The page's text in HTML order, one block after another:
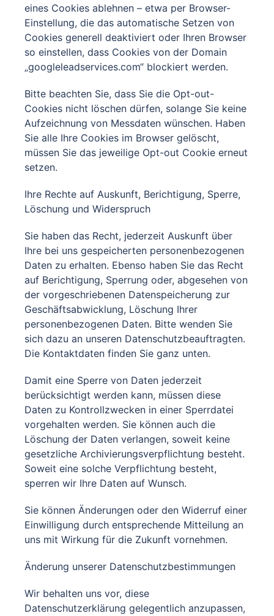
eines Cookies ablehnen – etwa per Browser-
Einstellung, die das automatische Setzen von
Cookies generell deaktiviert oder Ihren Browser
so einstellen, dass Cookies von der Domain
„googleleadservices.com“ blockiert werden.
Bitte beachten Sie, dass Sie die Opt-out-
Cookies nicht löschen dürfen, solange Sie keine
Aufzeichnung von Messdaten wünschen. Haben
Sie alle Ihre Cookies im Browser gelöscht,
müssen Sie das jeweilige Opt-out Cookie erneut
setzen.
Ihre Rechte auf Auskunft, Berichtigung, Sperre,
Löschung und Widerspruch
Sie haben das Recht, jederzeit Auskunft über
Ihre bei uns gespeicherten personenbezogenen
Daten zu erhalten. Ebenso haben Sie das Recht
auf Berichtigung, Sperrung oder, abgesehen von
der vorgeschriebenen Datenspeicherung zur
Geschäftsabwicklung, Löschung Ihrer
personenbezogenen Daten. Bitte wenden Sie
sich dazu an unseren Datenschutzbeauftragten.
Die Kontaktdaten finden Sie ganz unten.
Damit eine Sperre von Daten jederzeit
berücksichtigt werden kann, müssen diese
Daten zu Kontrollzwecken in einer Sperrdatei
vorgehalten werden. Sie können auch die
Löschung der Daten verlangen, soweit keine
gesetzliche Archivierungsverpflichtung besteht.
Soweit eine solche Verpflichtung besteht,
sperren wir Ihre Daten auf Wunsch.
Sie können Änderungen oder den Widerruf einer
Einwilligung durch entsprechende Mitteilung an
uns mit Wirkung für die Zukunft vornehmen.
Änderung unserer Datenschutzbestimmungen
Wir behalten uns vor, diese
Datenschutzerklärung gelegentlich anzupassen,